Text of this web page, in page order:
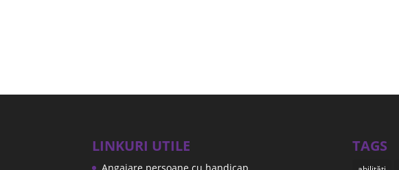
LINKURI UTILE
Angajare persoane cu handicap
TAGS